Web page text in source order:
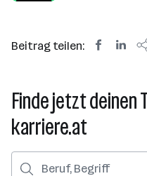
Beitrag teilen:
Finde jetzt deinen
karriere.at